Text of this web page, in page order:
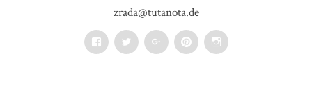
zrada@tutanota.de
FacebookTwitter Google+PinterestInstagram